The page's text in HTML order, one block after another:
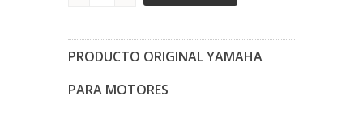
PRODUCTO ORIGINAL YAMAHA
PARA MOTORES